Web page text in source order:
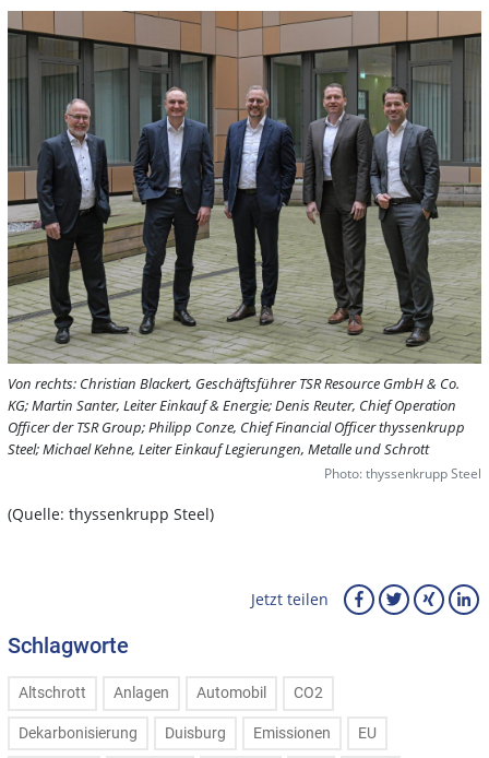
Von rechts: Christian Blackert, Geschäftsführer TSR Resource GmbH & Co.
KG; Martin Santer, Leiter Einkauf & Energie; Denis Reuter, Chief Operation
Officer der TSR Group; Philipp Conze, Chief Financial Officer thyssenkrupp
Steel; Michael Kehne, Leiter Einkauf Legierungen, Metalle und Schrott
Photo: thyssenkrupp Steel
(Quelle: thyssenkrupp Steel)
Jetzt teilen
Schlagworte
Altschrott Anlagen Automobil CO2
Dekarbonisierung Duisburg Emissionen EU